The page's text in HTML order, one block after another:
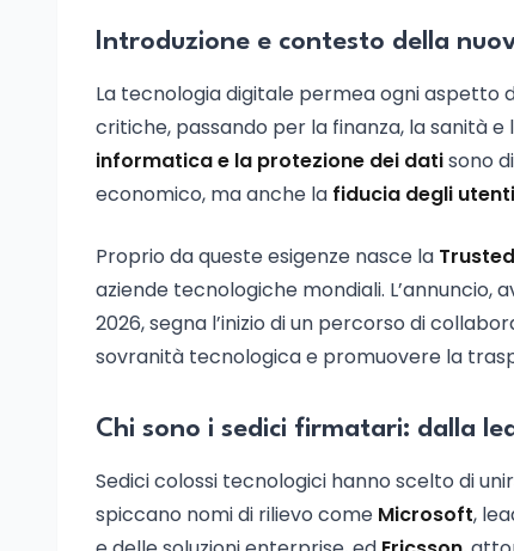
Introduzione e contesto della
La tecnologia digitale permea ogni aspetto
critiche, passando per la finanza, la sanità
informatica e la protezione dei datisono
economico, ma anche la fiducia degli
Proprio da queste esigenze nasce la
aziende tecnologiche mondiali. L’annuncio,
2026, segna l’inizio di un percorso di
sovranità tecnologica e promuovere la
Chi sono i sedici firmatari: dalla
Sedici colossi tecnologici hanno scelto di
spiccano nomi di rilievo come Microsoft,